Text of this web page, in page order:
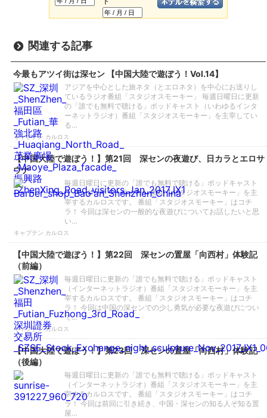
関連する記事
今最もアツイ街は深セン 【中国大陸で遊ぼう！Vol.14】
アジアを中心とした旅ネタ（とエロネタ）を中心にお送りし
ているラジオ番組「スタジオスモーキー」 毎週日曜日に更新
の「誰でも無料で聴ける」ポッドキャスト（いわゆるインタ
ーネットラジオ）番組「スタジオスモーキー」を主宰してい
る…
キャプテン カルロス
【中国大陸で遊ぼう！】第21回 深センの夜遊び、日カラとエロサ
ウナ
毎週日曜日に更新の「誰でも無料で聴ける」ポッドキャスト
（インターネットラジオ）番組「スタジオスモーキー」を主
宰するカルロスです。 番組「スタジオスモーキー」はコチ
ラ！ 今回は深センの一般的な夜遊びについてお話したいと思
い…
キャプテン カルロス
【中国大陸で遊ぼう！】第22回 深センの置屋「向西村」体験記
（前編）
毎週日曜日に更新の「誰でも無料で聴ける」ポッドキャスト
（インターネットラジオ）番組「スタジオスモーキー」を主
宰するカルロスです。 番組「スタジオスモーキー」はコチ
ラ！ 今回は中国の深センでの少し勇気が必要な夜遊びについ
て…
キャプテン カルロス
【中国大陸で遊ぼう！】第23回 深センの置屋「向西村」体験記
（後編）
毎週日曜日に更新の「誰でも無料で聴ける」ポッドキャスト
（インターネットラジオ）番組「スタジオスモーキー」を主
宰するカルロスです。 番組「スタジオスモーキー」はコチ
ラ！ 今回は前回に引き続き、中国・深センの知る人ぞ知る置
屋…